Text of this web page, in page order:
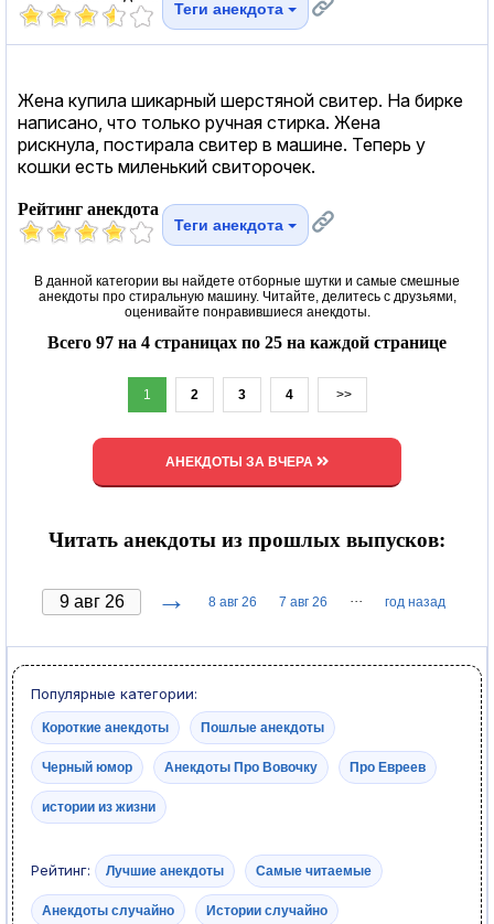
Теги анекдота
Жена купила шикарный шерстяной свитер. На бирке
написано, что только ручная стирка. Жена
рискнула, постирала свитер в машине. Теперь у
кошки есть миленький свиторочек.
Рейтинг анекдота
Теги анекдота
В данной категории вы найдете отборные шутки и самые смешные
анекдоты про стиральную машину. Читайте, делитесь с друзьями,
оценивайте понравившиеся анекдоты.
Всего 97 на 4 страницах по 25 на каждой странице
1 2 3 4 >>
АНЕКДОТЫ ЗА ВЧЕРА
Читать анекдоты из прошлых выпусков:
→ 8 авг 26 7 авг 26 ··· год назад
Популярные категории:
Короткие анекдоты Пошлые анекдоты
Черный юмор Анекдоты Про Вовочку Про Евреев
истории из жизни
Рейтинг: Лучшие анекдоты Самые читаемые
Анекдоты случайно Истории случайно